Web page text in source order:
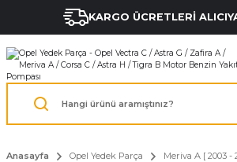
KARGO ÜCRETLERİ
Anasayfa Opel Yedek Parça Meriva A [ 2003 -